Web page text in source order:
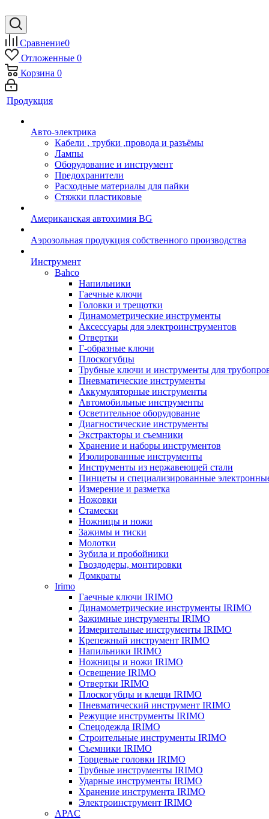
Сравнение0
Отложенные 0
Корзина 0
Продукция
Авто-электрика
Кабели , трубки ,провода и разъёмы
Лампы
Оборудование и инструмент
Предохранители
Расходные материалы для пайки
Стяжки пластиковые
Американская автохимия BG
Аэрозольная продукция собственного производства
Инструмент
Bahco
Напильники
Гаечные ключи
Головки и трещотки
Динамометрические инструменты
Аксессуары для электроинструментов
Отвертки
Г-образные ключи
Плоскогубцы
Трубные ключи и инструменты для
Пневматические инструменты
Аккумуляторные инструменты
Автомобильные инструменты
Осветительное оборудование
Диагностические инструменты
Экстракторы и съемники
Хранение и наборы инструментов
Изолированные инструменты
Инструменты из нержавеющей стали
Пинцеты и специализированные
Измерение и разметка
Ножовки
Стамески
Ножницы и ножи
Зажимы и тиски
Молотки
Зубила и пробойники
Гвоздодеры, монтировки
Домкраты
Irimo
Гаечные ключи IRIMO
Динамометрические инструменты IRIMO
Зажимные инструменты IRIMO
Измерительные инструменты IRIMO
Крепежный инструмент IRIMO
Напильники IRIMO
Ножницы и ножи IRIMO
Освещение IRIMO
Отвертки IRIMO
Плоскогубцы и клещи IRIMO
Пневматический инструмент IRIMO
Режущие инструменты IRIMO
Спецодежда IRIMO
Строительные инструменты IRIMO
Съемники IRIMO
Торцевые головки IRIMO
Трубные инструменты IRIMO
Ударные инструменты IRIMO
Хранение инструмента IRIMO
Электроинструмент IRIMO
APAC